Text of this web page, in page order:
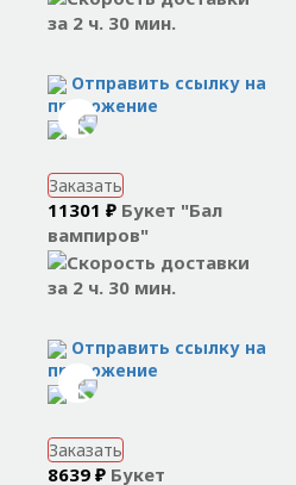
за 2 ч. 30 мин.
Отправить ссылку на
приложение
Заказать
11301 ₽ Букет "Бал
вампиров"
за 2 ч. 30 мин.
Отправить ссылку на
приложение
Заказать
8639 ₽ Букет